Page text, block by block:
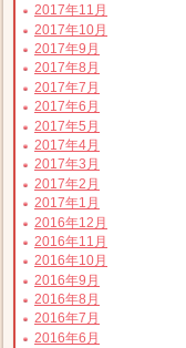
2017年11月
2017年10月
2017年9月
2017年8月
2017年7月
2017年6月
2017年5月
2017年4月
2017年3月
2017年2月
2017年1月
2016年12月
2016年11月
2016年10月
2016年9月
2016年8月
2016年7月
2016年6月